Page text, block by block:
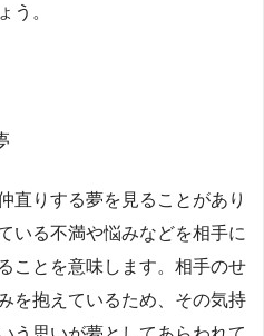
う。
直りする夢を見ることがあり
いる不満や悩みなどを相手に
ことを意味します。相手のせ
を抱えているため、その気持